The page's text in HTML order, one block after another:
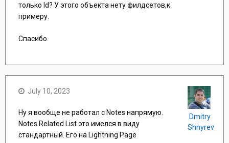
только Id? У этого объекта нету филдсетов,к
примеру.
Спасибо
July 10, 2023
Ну я вообще не работал с Notes напрямую.
Notes Related List это имелся в виду
стандартный. Его на Lightning Page
Dmitry
Shnyrev